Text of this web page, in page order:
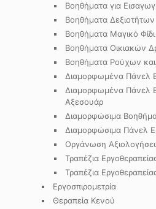
Βοηθήματα για
Βοηθήματα Δεξιοτήτων
Βοηθήματα Μαγικό Φίδι
Βοηθήματα Οικιακών
Βοηθήματα Ρούχων
Διαμορφωμένα Πάνελ
Διαμορφωμένα Πάνελ
Αξεσουάρ
Διαμορφώσιμα
Διαμορφώσιμα Πάνελ
Οργάνωση
Τραπέζια
Τραπέζια
Εργοσπιρομετρία
Θεραπεία Κενού